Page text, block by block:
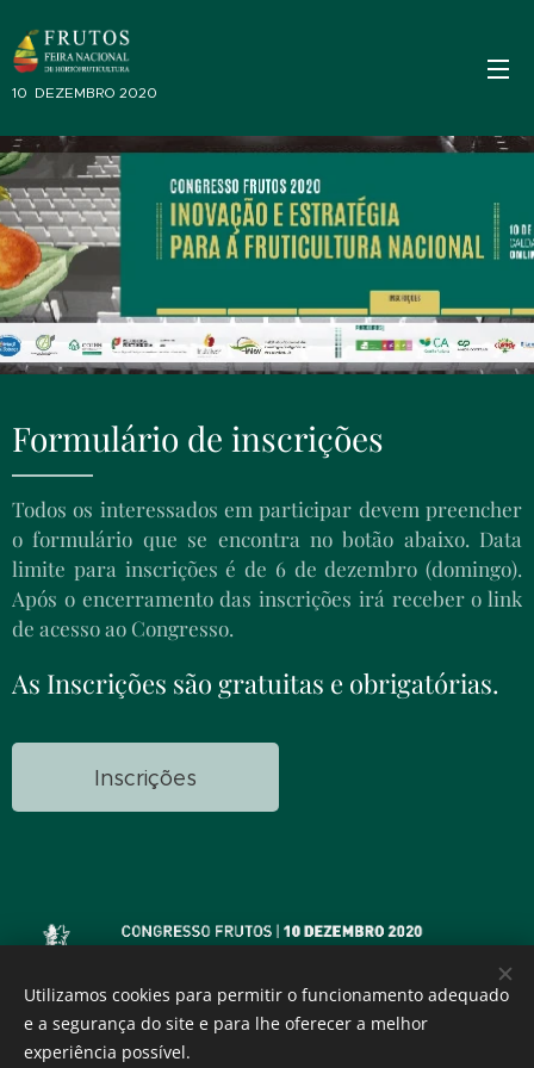
10 DEZEMBRO 2020
Formulário de inscrições
Todos os interessados em participar devem preencher
o formulário que se encontra no botão abaixo. Data
limite para inscrições é de 6 de dezembro (domingo).
Após o encerramento das inscrições irá receber o link
de acesso ao Congresso.
As Inscrições são gratuitas e obrigatórias.
Inscrições
Utilizamos cookies para permitir o funcionamento adequado
e a segurança do site e para lhe oferecer a melhor
experiência possível.